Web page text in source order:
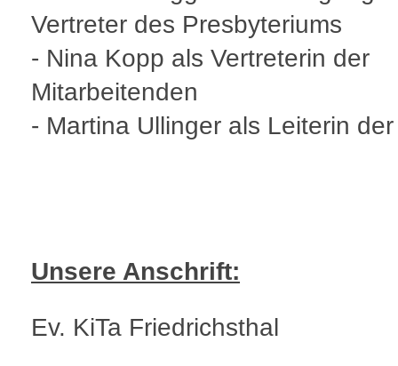
Vertreter des Presbyteriums
- Nina Kopp als Vertreterin der
Mitarbeitenden
- Martina Ullinger als Leiterin
Unsere Anschrift:
Ev. KiTa Friedrichsthal